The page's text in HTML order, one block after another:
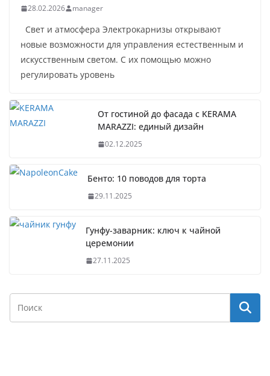
28.02.2026 manager
Свет и атмосфера Электрокарнизы открывают
новые возможности для управления естественным и
искусственным светом. С их помощью можно
регулировать уровень
От гостиной до фасада с KERAMA
MARAZZI: единый дизайн
02.12.2025
Бенто: 10 поводов для торта
29.11.2025
Гунфу-заварник: ключ к чайной
церемонии
27.11.2025